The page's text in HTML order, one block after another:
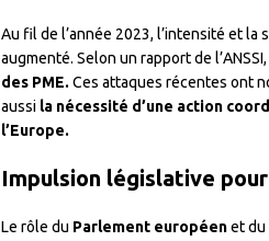
Au fil de l’année 2023, l’intensité et
augmenté. Selon un rapport de
des PME. Ces attaques récentes ont
aussi la nécessité d’une action
l’Europe.
Impulsion législative
Le rôle du Parlement européenet du